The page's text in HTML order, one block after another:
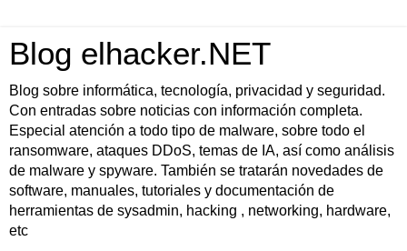
Blog elhacker.NET
Blog sobre informática, tecnología, privacidad y seguridad.
Con entradas sobre noticias con información completa.
Especial atención a todo tipo de malware, sobre todo el
ransomware, ataques DDoS, temas de IA, así como análisis
de malware y spyware. También se tratarán novedades de
software, manuales, tutoriales y documentación de
herramientas de sysadmin, hacking , networking, hardware,
etc